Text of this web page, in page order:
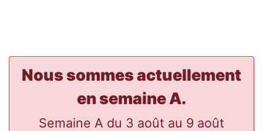
Nous sommes actuellement
en semaine A.
Semaine A du 3 août au 9 août